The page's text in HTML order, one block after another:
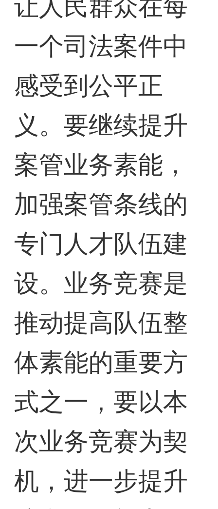
让人民群众在每
一个司法案件中
感受到公平正
义。要继续提升
案管业务素能，
加强案管条线的
专门人才队伍建
设。业务竞赛是
推动提高队伍整
体素能的重要方
式之一，要以本
次业务竞赛为契
机，进一步提升